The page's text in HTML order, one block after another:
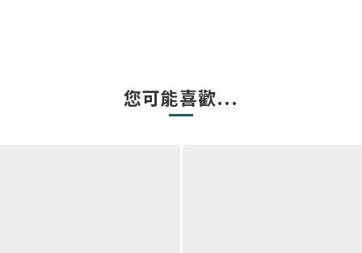
您可能喜歡...